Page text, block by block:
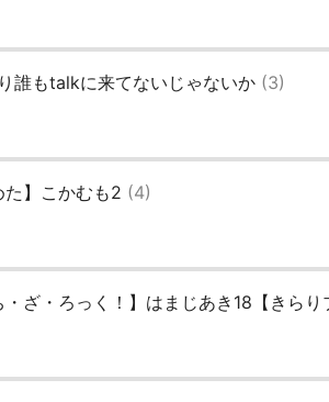
誰もtalkに来てないじゃないか (3)
た】こかむも2 (4)
・ざ・ろっく！】はまじあき18【きら